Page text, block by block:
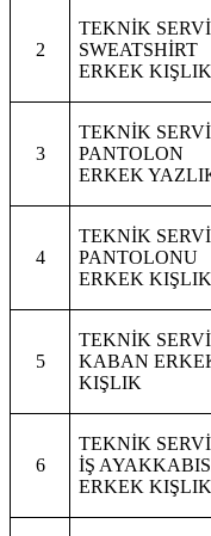
2
TEKNİK
SWEATSHİRT
ERKEK KIŞLIK
3
TEKNİK
PANTOLON
ERKEK
4
TEKNİK
PANTOLONU
ERKEK KIŞLIK
5
TEKNİK
KABAN
KIŞLIK
6
TEKNİK
İŞ
ERKEK KIŞLIK